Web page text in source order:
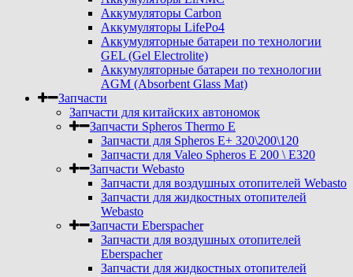
Аккумуляторы Carbon
Аккумуляторы LifePo4
Аккумуляторные батареи по технологии
GEL (Gel Electrolite)
Аккумуляторные батареи по технологии
AGM (Absorbent Glass Mat)
Запчасти
Запчасти для китайских автономок
Запчасти Spheros Thermo E
Запчасти для Spheros E+ 320\200\120
Запчасти для Valeo Spheros E 200 \ E320
Запчасти Webasto
Запчасти для воздушных отопителей Webasto
Запчасти для жидкостных отопителей
Webasto
Запчасти Eberspacher
Запчасти для воздушных отопителей
Eberspacher
Запчасти для жидкостных отопителей